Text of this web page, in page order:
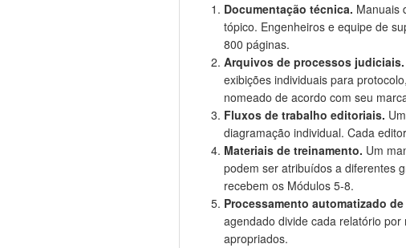
Documentação técnica. Manuais
tópico. Engenheiros e equipe de
800 páginas.
Arquivos de processos judiciais.
exibições individuais para
nomeado de acordo com seu
Fluxos de trabalho editoriais.
diagramação individual. Cada
Materiais de treinamento. Um
podem ser atribuídos a diferentes
recebem os Módulos 5-8.
Processamento automatizado
agendado divide cada relatório
apropriados.